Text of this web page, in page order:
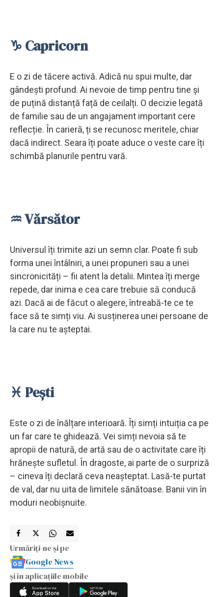
♑ Capricorn
E o zi de tăcere activă. Adică nu spui multe, dar
gândești profund. Ai nevoie de timp pentru tine și
de puțină distanță față de ceilalți. O decizie legată
de familie sau de un angajament important cere
reflecție. În carieră, ți se recunosc meritele, chiar
dacă indirect. Seara îți poate aduce o veste care îți
schimbă planurile pentru vară.
♒ Vărsător
Universul îți trimite azi un semn clar. Poate fi sub
forma unei întâlniri, a unei propuneri sau a unei
sincronicități – fii atent la detalii. Mintea îți merge
repede, dar inima e cea care trebuie să conducă
azi. Dacă ai de făcut o alegere, întreabă-te ce te
face să te simți viu. Ai susținerea unei persoane de
la care nu te așteptai.
♓ Pești
Este o zi de înălțare interioară. Îți simți intuiția ca pe
un far care te ghidează. Vei simți nevoia să te
apropii de natură, de artă sau de o activitate care îți
hrănește sufletul. În dragoste, ai parte de o surpriză
– cineva îți declară ceva neașteptat. Lasă-te purtat
de val, dar nu uita de limitele sănătoase. Banii vin în
moduri neobișnuite.
Urmăriți-ne și pe
Google News
și în aplicațiile mobile